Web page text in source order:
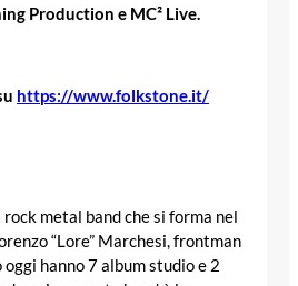
Production e MC² Live.
https://www.folkstone.it/
rock metal band che si forma nel
“Lore” Marchesi, frontman
hanno 7 album studio e 2